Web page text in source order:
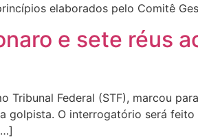
elaborados pelo Comitê
e sete réus
Tribunal Federal (STF), marcou
golpista. O interrogatório será